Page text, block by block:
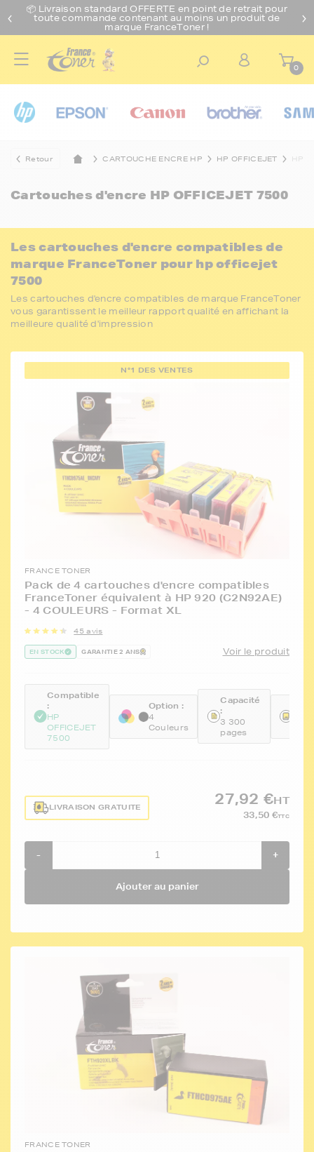
📦 Livraison standard OFFERTE en point de retrait pour
toute commande contenant au moins un produit de
marque FranceToner !
0
Retour CARTOUCHE ENCRE HP HP OFFICEJET HP
Cartouches d'encre HP OFFICEJET 7500
Les cartouches d'encre compatibles de
marque FranceToner pour hp officejet
7500
Les cartouches d'encre compatibles de marque FranceToner
vous garantissent le meilleur rapport qualité en affichant la
meilleure qualité d'impression
N°1 DES VENTES
FRANCE TONER
Pack de 4 cartouches d'encre compatibles
FranceToner équivalent à HP 920 (C2N92AE)
- 4 COULEURS - Format XL
45 avis
EN STOCK GARANTIE 2 ANS Voir le produit
Compatible
:
HP
OFFICEJET
7500
Option :
4
Couleurs
Capacité
:
3 300
pages
LIVRAISON GRATUITE
27,92 €HT
33,50 €TTC
- +
Ajouter au panier
FRANCE TONER